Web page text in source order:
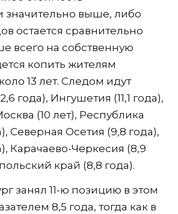
значительно выше, либо
остается сравнительно
всего на собственную
копить жителям
13 лет. Следом идут
года), Ингушетия (11,1 года),
(10 лет), Республика
Северная Осетия (9,8 года),
Карачаево-Черкесия (8,9
край (8,8 года).
занял 11-ю позицию в этом
8,5 года, тогда как в